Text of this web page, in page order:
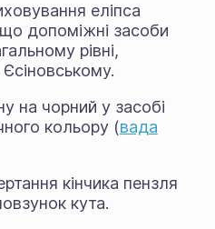
еліпса
допоміжні засоби
рівні,
на чорний у засобі
кольору (вада
кінчика пензля
кута.